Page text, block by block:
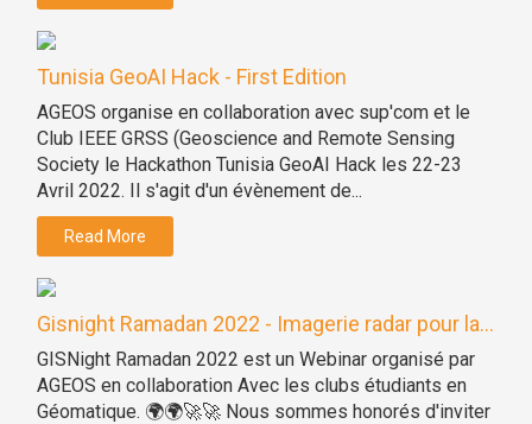
Tunisia GeoAI Hack - First Edition
AGEOS organise en collaboration avec sup'com et le
Club IEEE GRSS (Geoscience and Remote Sensing
Society le Hackathon Tunisia GeoAI Hack les 22-23
Avril 2022. Il s'agit d'un évènement de...
Read More
Gisnight Ramadan 2022 - Imagerie radar pour la...
GISNight Ramadan 2022 est un Webinar organisé par
AGEOS en collaboration Avec les clubs étudiants en
Géomatique. 🌍🌍🚀🚀 Nous sommes honorés d'inviter